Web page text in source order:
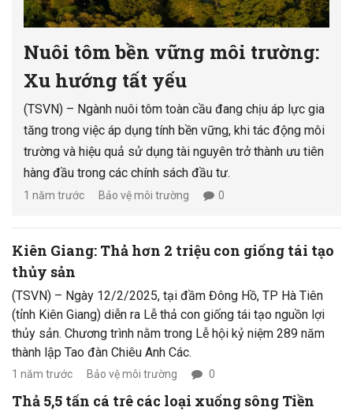
Nuôi tôm bền vững môi trường:
Xu hướng tất yếu
(TSVN) – Ngành nuôi tôm toàn cầu đang chịu áp lực gia
tăng trong việc áp dụng tính bền vững, khi tác động môi
trường và hiệu quả sử dụng tài nguyên trở thành ưu tiên
hàng đầu trong các chính sách đầu tư.
1 năm trước Bảo vệ môi trường 0
Kiên Giang: Thả hơn 2 triệu con giống tái tạo
thủy sản
(TSVN) – Ngày 12/2/2025, tại đầm Đông Hồ, TP Hà Tiên
(tỉnh Kiên Giang) diễn ra Lễ thả con giống tái tạo nguồn lợi
thủy sản. Chương trình nằm trong Lễ hội kỷ niệm 289 năm
thành lập Tao đàn Chiêu Anh Các.
1 năm trước Bảo vệ môi trường 0
Thả 5,5 tấn cá trê các loại xuống sông Tiền